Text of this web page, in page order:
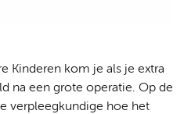
Kinderen kom je als je extra
na een grote operatie. Op de
verpleegkundige hoe het